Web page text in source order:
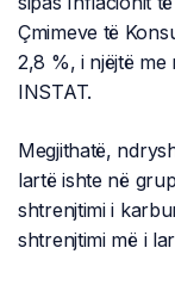
Çmimeve të
2,8 %, i njëjtë
INSTAT.
Megjithatë,
lartë ishte në
shtrenjtimi i
shtrenjtimi më i